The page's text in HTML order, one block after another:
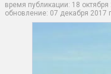
время публикации: 18
обновление: 07 декабря 2017